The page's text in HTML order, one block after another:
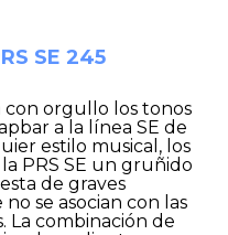
SE 245
con orgullo los tonos
a la línea SE de
estilo musical, los
PRS SE un gruñido
de graves
se asocian con las
La combinación de